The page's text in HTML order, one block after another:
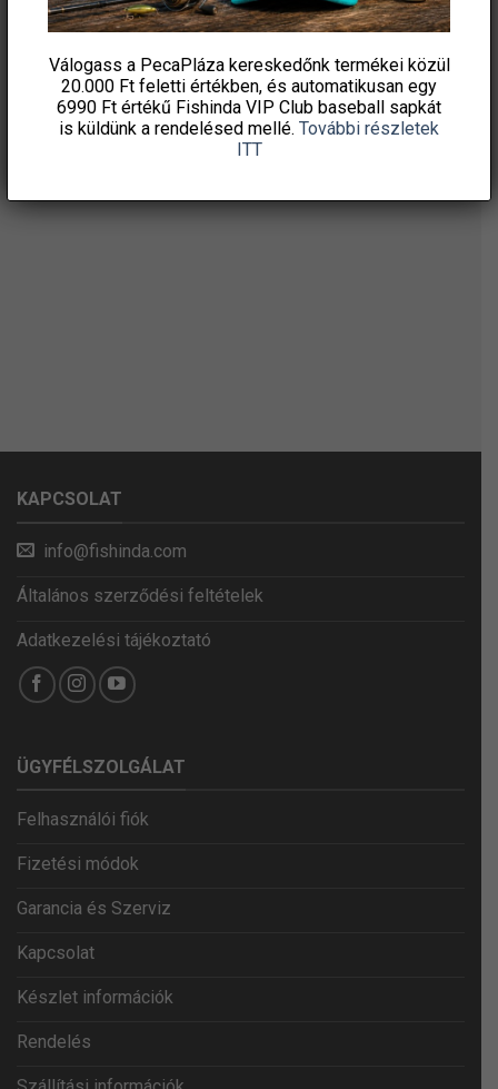
KAPCSOLAT
info@fishinda.com
Általános szerződési feltételek
Adatkezelési tájékoztató
ÜGYFÉLSZOLGÁLAT
Felhasználói fiók
Fizetési módok
Garancia és Szerviz
Kapcsolat
Készlet információk
Rendelés
Válogass a PecaPláza kereskedőnk termékei közül
20.000 Ft feletti értékben, és automatikusan egy
6990 Ft értékű Fishinda VIP Club baseball sapkát
is küldünk a rendelésed mellé. További részletek
ITT